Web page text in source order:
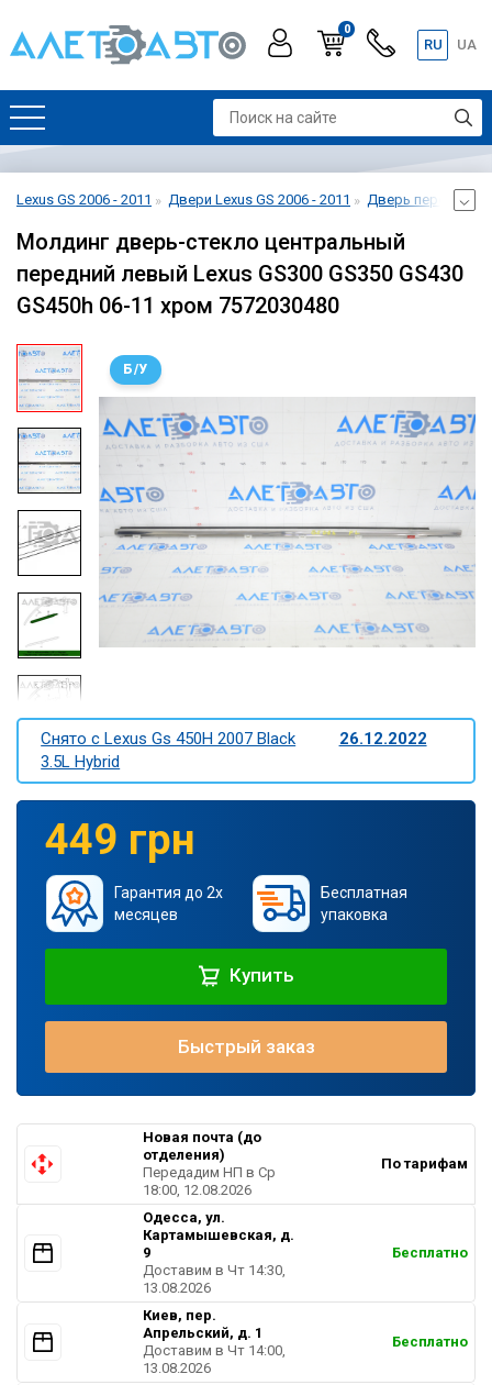
0
RU UA
Lexus GS 2006 - 2011 Двери Lexus GS 2006 - 2011 Дверь передняя
Молдинг дверь-стекло центральный
передний левый Lexus GS300 GS350 GS430
GS450h 06-11 хром 7572030480
Б/У
Снято c Lexus Gs 450H 2007 Black
3.5L Hybrid
26.12.2022
449 грн
Гарантия до 2х
месяцев
Бесплатная
упаковка
Купить
Быстрый заказ
Новая почта (до
отделения)
Передадим НП в Ср
18:00, 12.08.2026
По тарифам
Одесса, ул.
Картамышевская, д.
9
Доставим в Чт 14:30,
13.08.2026
Бесплатно
Киев, пер.
Апрельский, д. 1
Доставим в Чт 14:00,
13.08.2026
Бесплатно